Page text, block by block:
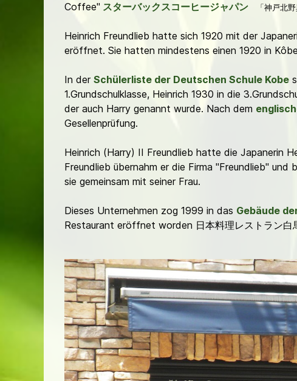
Coffee" スターバックスコーヒージャパン 「神戸北
Heinrich Freundlieb hatte sich 1920 mit der
eröffnet. Sie hatten mindestens einen 1920 in
In der Schülerliste der Deutschen Schule Kobe
1.Grundschulklasse, Heinrich 1930 in die
der auch Harry genannt wurde. Nach dem
Gesellenprüfung.
Heinrich (Harry) II Freundlieb hatte die Japanerin
Freundlieb übernahm er die Firma "Freundlieb" und
sie gemeinsam mit seiner Frau.
Dieses Unternehmen zog 1999 in das Gebäude
Restaurant eröffnet worden 日本料理レストラン白